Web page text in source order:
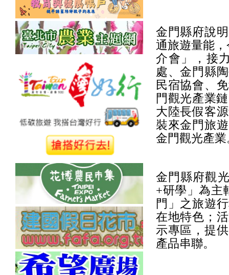
金門縣府說
通旅遊量能
介會」，接
處、金門縣
民宿協會、
門觀光產業
大陸長假客
裝來金門旅
金門觀光產業
金門縣府觀
+研學」為主
門」之旅遊
在地特色；
示專區，提
產品串聯。